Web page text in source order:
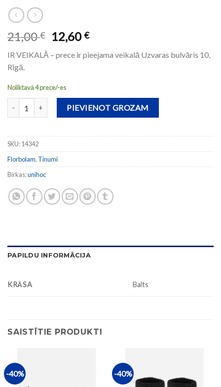
21,00€ 12,60€
IR VEIKALĀ – prece ir pieejama veikalā Uzvaras bulvāris 10,
Rīgā.
Noliktavā 4 prece/-es
Tinums EVOLAB daudzumsPIEVIENOT GROZAM
SKU:14342
Florbolam, Tinumi
Birkas:unihoc
PAPILDU INFORMĀCIJA
KRĀSA Balts
SAISTĪTIE PRODUKTI
-40% -40%